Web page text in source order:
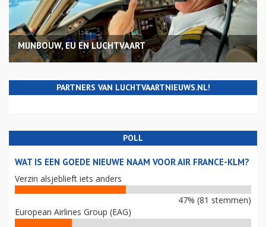
MIJNBOUW, EU EN LUCHTVAART
PARTNERS VAN LUCHTVAARTNIEUWS.NL!
POLL
WAT IS EEN GOEDE NIEUWE NAAM VOOR AIR FRANCE-KLM?
Verzin alsjeblieft iets anders
47% (81 stemmen)
European Airlines Group (EAG)